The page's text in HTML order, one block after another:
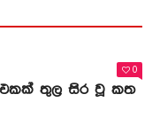
0
තුල සිර වූ කත